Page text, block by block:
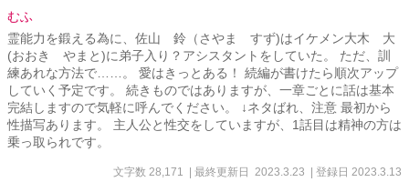
むふ
霊能力を鍛える為に、佐山 鈴（さやま すず)はイケメン大木 大
(おおき やまと)に弟子入り？アシスタントをしていた。 ただ、訓
練あれな方法で……。 愛はきっとある！ 続編が書けたら順次アップ
していく予定です。 続きものではありますが、一章ごとに話は基本
完結しますので気軽に呼んでください。 ↓ネタばれ、注意 最初から
性描写あります。 主人公と性交をしていますが、1話目は精神の方は
乗っ取られです。
文字数 28,171 | 最終更新日 2023.3.23 | 登録日 2023.3.13